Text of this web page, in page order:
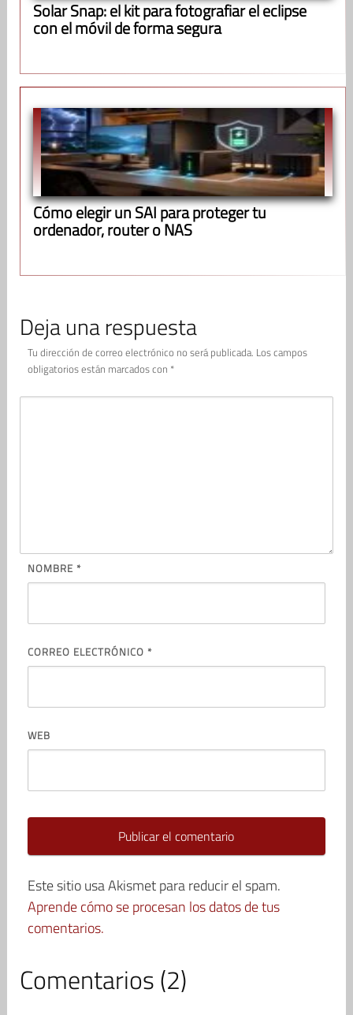
Solar Snap: el kit para fotografiar el eclipse
con el móvil de forma segura
Cómo elegir un SAI para proteger tu
ordenador, router o NAS
Deja una respuesta
Tu dirección de correo electrónico no será publicada. Los campos
obligatorios están marcados con *
NOMBRE *
CORREO ELECTRÓNICO *
WEB
Este sitio usa Akismet para reducir el spam.
Aprende cómo se procesan los datos de tus
comentarios.
Comentarios (2)